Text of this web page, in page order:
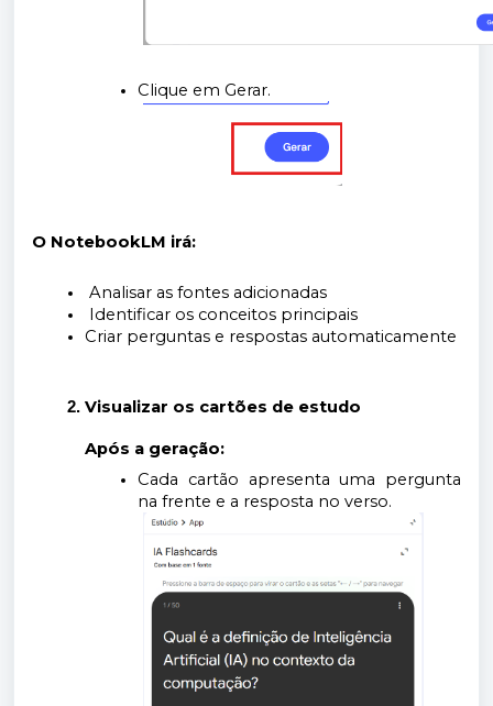
Clique em Gerar.
O NotebookLM irá:
Analisar as fontes adicionadas
Identificar os conceitos principais
Criar perguntas e respostas automaticamente
Visualizar os cartões de estudo
Após a geração:
Cada cartão apresenta uma pergunta
na frente e a resposta no verso.